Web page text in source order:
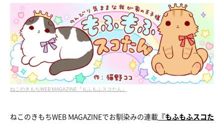
ねこのきもちWEB MAGAZINE『もふもふスコたん』
ねこのきもちWEB MAGAZINEでお馴染みの連載 『もふもふスコた